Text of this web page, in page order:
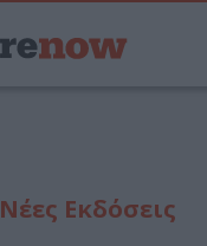
Νέες Εκδόσεις